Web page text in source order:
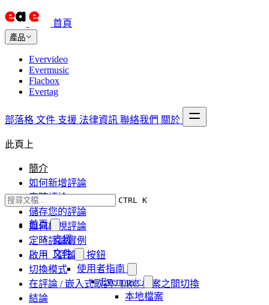
首頁
產品
Evervideo
Evermusic
Flacbox
Evertag
部落格 文件 支援 法律資訊 聯絡我們 關於
CTRL K
首頁
支援
文件
使用者指南
Evermusic
本地檔案
此頁上
簡介
如何新增評論
定時評論
儲存您的評論
如何檢視評論
定時評論實例
啟用「評論」按鈕
切換模式
在評論 / 嵌入式歌詞 / LRC 檔案之間切換
結論